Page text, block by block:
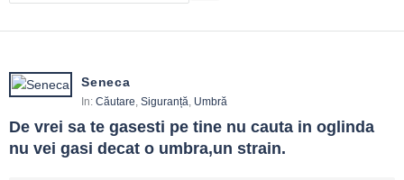
discret. Când apare frica cronică, verifici proporția: poate ai nevoie
De ce contează tema Siguranță
Fără un minim de siguranță, creativitatea e lux. Cu ea, devine
normalitate. Citatele oferă scurtături pentru decizii calme în situații
tensionate.
Seneca
In: Căutare, Siguranță, Umbră
De vrei sa te gasesti pe tine nu cauta in oglinda
nu vei gasi decat o umbra,un strain.